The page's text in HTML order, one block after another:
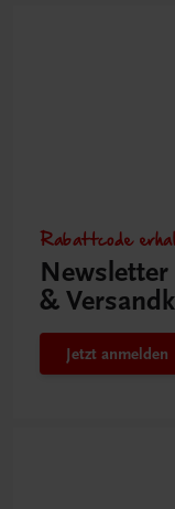
Rabattcode
&
Jetzt anmelden